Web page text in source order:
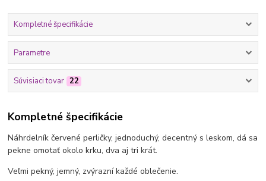
Kompletné špecifikácie
Parametre
Súvisiaci tovar 22
Kompletné špecifikácie
Náhrdelník červené perličky, jednoduchý, decentný s leskom, dá sa
pekne omotať okolo krku, dva aj tri krát.
Veľmi pekný, jemný, zvýrazní každé oblečenie.